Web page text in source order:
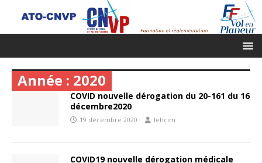
Année : 2020
COVID nouvelle dérogation du 20-161 du 16
décembre2020
19 décembre 2020 lehcim
COVID19 nouvelle dérogation médicale